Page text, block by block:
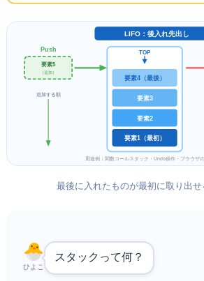
LIFO：後入れ先出し
要素1（最初）
要素2
要素3
要素4（最後）
TOP
要素5
（追加）
Push
追加する順
用途例：関数コールスタック・Undo操作・ブラウザ
最後に入れたものが最初に取り出せ
ひよこ
スタックって何？